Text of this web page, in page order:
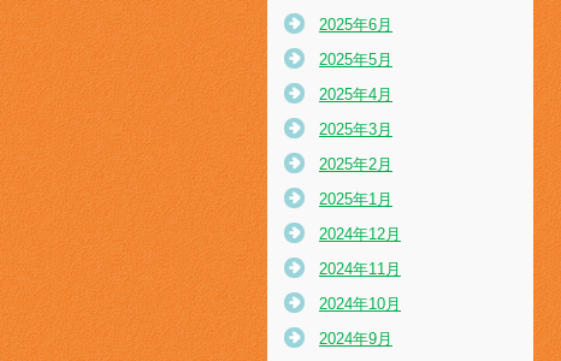
2025年6月
2025年5月
2025年4月
2025年3月
2025年2月
2025年1月
2024年12月
2024年11月
2024年10月
2024年9月